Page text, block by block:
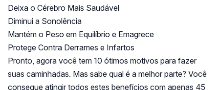
Deixa o Cérebro Mais Saudável
Diminui a Sonolência
Mantém o Peso em Equilíbrio e Emagrece
Protege Contra Derrames e Infartos
Pronto, agora você tem 10 ótimos motivos para fazer
suas caminhadas. Mas sabe qual é a melhor parte? Você
consegue atingir todos estes benefícios com apenas 45